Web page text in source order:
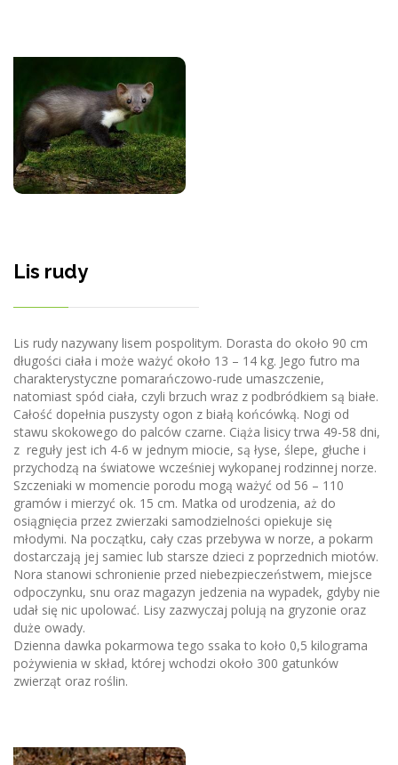
Lis rudy
Lis rudy nazywany lisem pospolitym. Dorasta do około 90 cm
długości ciała i może ważyć około 13 – 14 kg. Jego futro ma
charakterystyczne pomarańczowo-rude umaszczenie,
natomiast spód ciała, czyli brzuch wraz z podbródkiem są białe.
Całość dopełnia puszysty ogon z białą końcówką. Nogi od
stawu skokowego do palców czarne. Ciąża lisicy trwa 49-58 dni,
z reguły jest ich 4-6 w jednym miocie, są łyse, ślepe, głuche i
przychodzą na światowe wcześniej wykopanej rodzinnej norze.
Szczeniaki w momencie porodu mogą ważyć od 56 – 110
gramów i mierzyć ok. 15 cm. Matka od urodzenia, aż do
osiągnięcia przez zwierzaki samodzielności opiekuje się
młodymi. Na początku, cały czas przebywa w norze, a pokarm
dostarczają jej samiec lub starsze dzieci z poprzednich miotów.
Nora stanowi schronienie przed niebezpieczeństwem, miejsce
odpoczynku, snu oraz magazyn jedzenia na wypadek, gdyby nie
udał się nic upolować. Lisy zazwyczaj polują na gryzonie oraz
duże owady.
Dzienna dawka pokarmowa tego ssaka to koło 0,5 kilograma
pożywienia w skład, której wchodzi około 300 gatunków
zwierząt oraz roślin.